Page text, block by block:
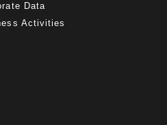
Data
Activities